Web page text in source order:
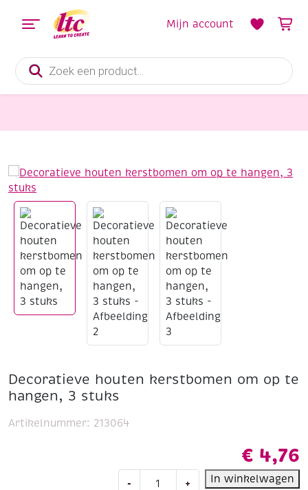
Producten
zoeken
Mijn account
Decoratieve houten kerstbomen om op te
hangen, 3 stuks
€ 4,76
- + In winkelwagen
Artikelnummer: 213064